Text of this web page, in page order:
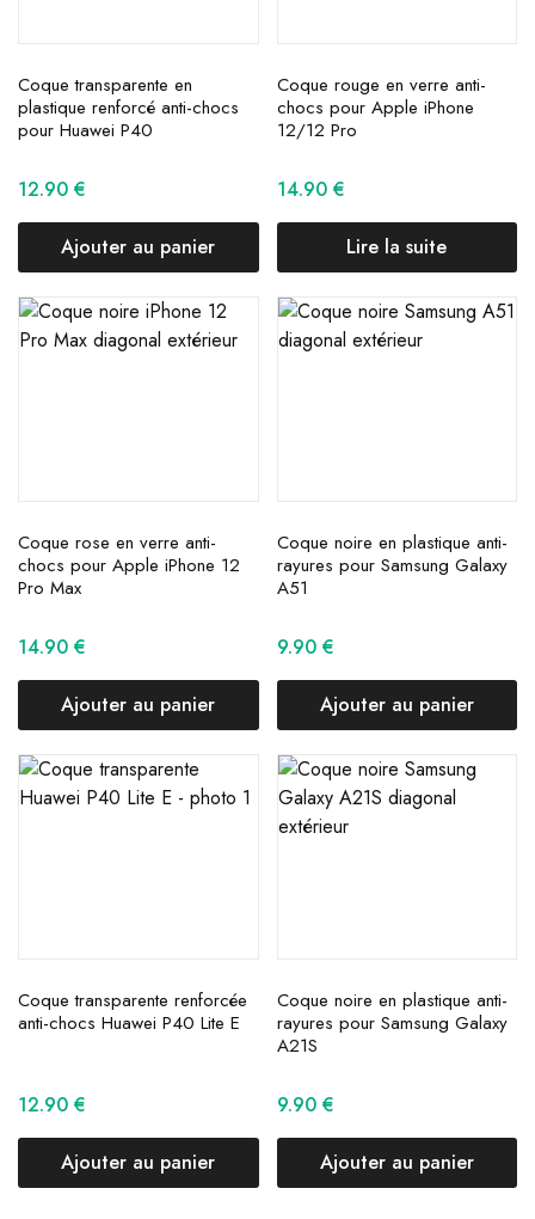
Coque transparente en
plastique renforcé anti-chocs
pour Huawei P40
12.90 €
Ajouter au panier
Coque rouge en verre anti-
chocs pour Apple iPhone
12/12 Pro
14.90 €
Lire la suite
Coque rose en verre anti-
chocs pour Apple iPhone 12
Pro Max
14.90 €
Ajouter au panier
Coque noire en plastique anti-
rayures pour Samsung Galaxy
A51
9.90 €
Ajouter au panier
Coque transparente renforcée
anti-chocs Huawei P40 Lite E
12.90 €
Ajouter au panier
Coque noire en plastique anti-
rayures pour Samsung Galaxy
A21S
9.90 €
Ajouter au panier